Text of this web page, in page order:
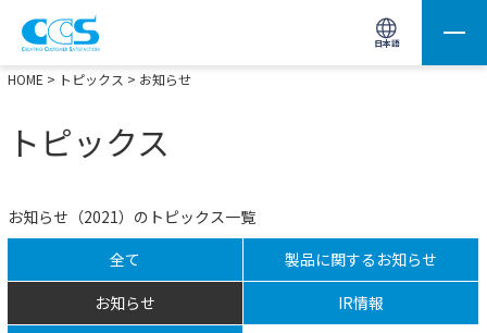
日本語
画像処理用の製品検索 サイト内検索(Enterで実行)
HOME > トピックス > お知らせ
トピックス
お知らせ（2021）のトピックス一覧
全て
製品に関するお知らせ
お知らせ
IR情報